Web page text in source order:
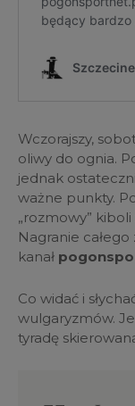
Wczorajszy,
oliwy do ognia.
jednak
ważne punkty.
„rozmowy”
Nagranie
kanał
Co widać i
wulgaryzmów.
tyradę